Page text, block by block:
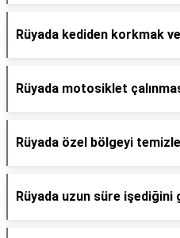
Rüyada kediden korkmak
Rüyada motosiklet
Rüyada özel bölgeyi
Rüyada uzun süre